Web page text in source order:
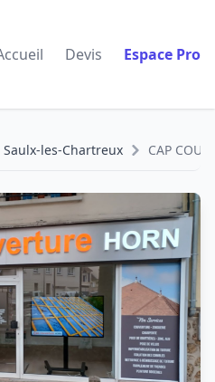
Devis Espace Pro
Saulx-les-Chartreux CAP